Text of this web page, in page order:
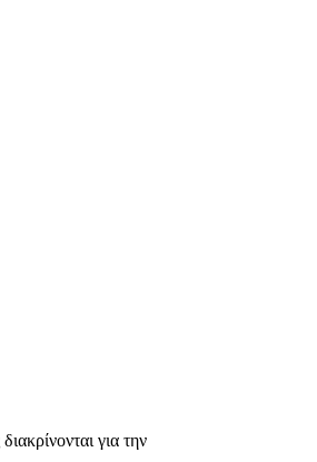
για την